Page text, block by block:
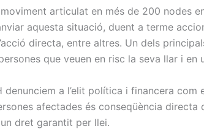
moviment articulat en més de 200 nodes
aquesta situació, duent a terme
directa, entre altres. Un dels
que veuen en risc la seva llar i
denunciem a l’elit política i financera
afectades és conseqüència directa
dret garantit per llei.